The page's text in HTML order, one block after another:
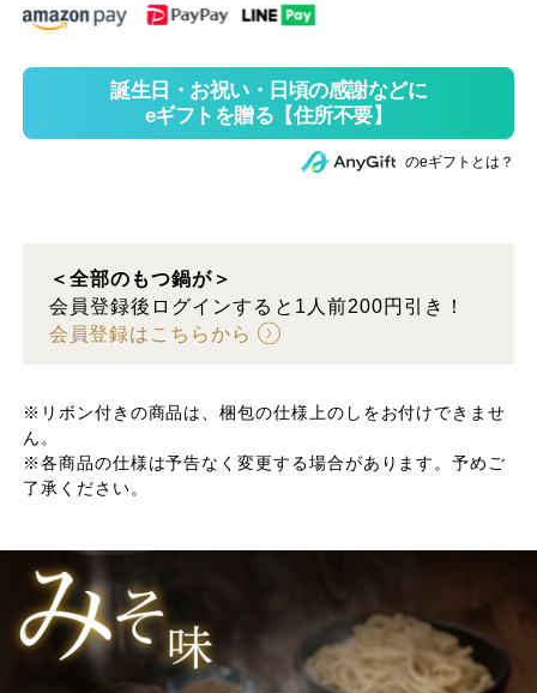
のeギフトとは？
＜全部のもつ鍋が＞
会員登録後ログインすると1人前200円引き！
会員登録はこちらから
※リボン付きの商品は、梱包の仕様上のしをお付けできませ
ん。
※各商品の仕様は予告なく変更する場合があります。予めご
了承ください。